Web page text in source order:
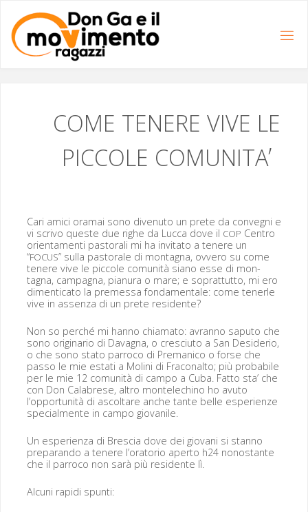
contenuto
COME TENERE VIVE LE
PICCOLE COMUNITA’
Cari ami­ci ora­mai sono divenu­to un prete da con­veg­ni e
vi scri­vo queste due righe da Luc­ca dove il COP Cen­tro
ori­en­ta­men­ti pas­torali mi ha invi­ta­to a tenere un
“FOCUS” sul­la pas­torale di mon­tagna, ovvero su come
tenere vive le pic­cole comu­nità siano esse di mon­
tagna, cam­pagna, pia­nu­ra o mare; e soprat­tut­to, mi ero
dimen­ti­ca­to la pre­mes­sa fon­da­men­tale: come ten­er­le
vive in assen­za di un prete residente?
Non so per­ché mi han­no chiam­a­to: avran­no saputo che
sono orig­i­nario di Davagna, o cresci­u­to a San Deside­rio,
o che sono sta­to par­ro­co di Pre­man­i­co o forse che
pas­so le mie esta­ti a Moli­ni di Fra­conal­to; più prob­a­bile
per le mie 12 comu­nità di cam­po a Cuba. Fat­to sta’ che
con Don Cal­abrese, altro mon­t­elechi­no ho avu­to
l’opportunità di ascoltare anche tante belle espe­rien­ze
spe­cial­mente in cam­po giovanile.
Un espe­rien­za di Bres­cia dove dei gio­vani si stan­no
preparan­do a tenere l’oratorio aper­to h24 nonos­tante
che il par­ro­co non sarà più res­i­dente lì.
Alcu­ni rapi­di spunti: